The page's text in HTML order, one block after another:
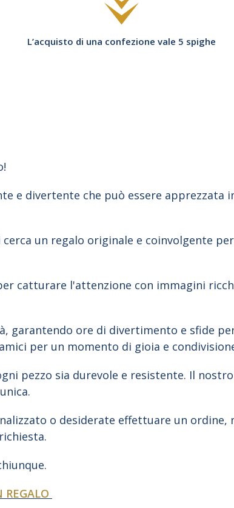
L’acquisto di una confezione vale 5 spighe
e divertente che può essere apprezzata
un regalo originale e coinvolgente
catturare l'attenzione con immagini
garantendo ore di divertimento e sfide
per un momento di gioia e
pezzo sia durevole e resistente. Il nostro
o desiderate effettuare un ordine,